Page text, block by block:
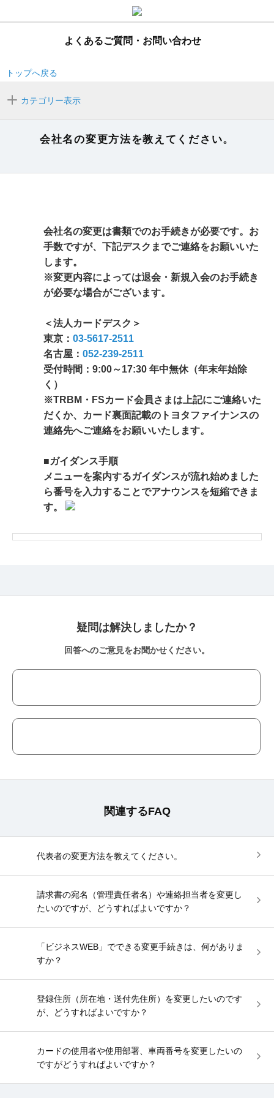
よくあるご質問・お問い合わせ
トップへ戻る
カテゴリー表示
会社名の変更方法を教えてください。
会社名の変更は書類でのお手続きが必要です。お
手数ですが、下記デスクまでご連絡をお願いいた
します。
※変更内容によっては退会・新規入会のお手続き
が必要な場合がございます。
＜法人カードデスク＞
東京： 03-5617-2511
名古屋： 052-239-2511
受付時間：9:00～17:30 年中無休（年末年始除
く）
※TRBM・FSカード会員さまは上記にご連絡いた
だくか、カード裏面記載のトヨタファイナンスの
連絡先へご連絡をお願いいたします。
■ガイダンス手順
メニューを案内するガイダンスが流れ始めました
ら番号を入力することでアナウンスを短縮できま
す。
疑問は解決しましたか？
回答へのご意見をお聞かせください。
関連するFAQ
代表者の変更方法を教えてください。
請求書の宛名（管理責任者名）や連絡担当者を変更し
たいのですが、どうすればよいですか？
「ビジネスWEB」でできる変更手続きは、何がありま
すか？
登録住所（所在地・送付先住所）を変更したいのです
が、どうすればよいですか？
カードの使用者や使用部署、車両番号を変更したいの
ですがどうすればよいですか？